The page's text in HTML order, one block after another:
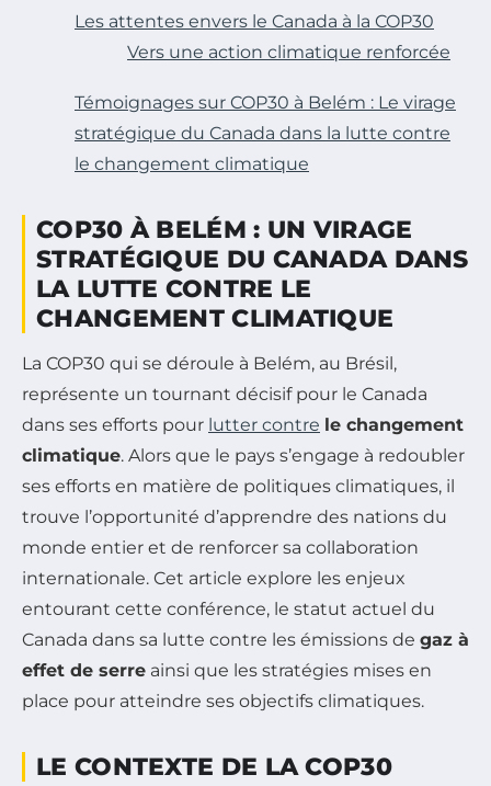
Les attentes envers le Canada à la COP30
Vers une action climatique renforcée
Témoignages sur COP30 à Belém : Le virage
stratégique du Canada dans la lutte contre
le changement climatique
COP30 À BELÉM : UN VIRAGE
STRATÉGIQUE DU CANADA DANS
LA LUTTE CONTRE LE
CHANGEMENT CLIMATIQUE
La COP30 qui se déroule à Belém, au Brésil,
représente un tournant décisif pour le Canada
dans ses efforts pour lutter contre le changement
climatique. Alors que le pays s’engage à redoubler
ses efforts en matière de politiques climatiques, il
trouve l’opportunité d’apprendre des nations du
monde entier et de renforcer sa collaboration
internationale. Cet article explore les enjeux
entourant cette conférence, le statut actuel du
Canada dans sa lutte contre les émissions de gaz à
effet de serre ainsi que les stratégies mises en
place pour atteindre ses objectifs climatiques.
LE CONTEXTE DE LA COP30